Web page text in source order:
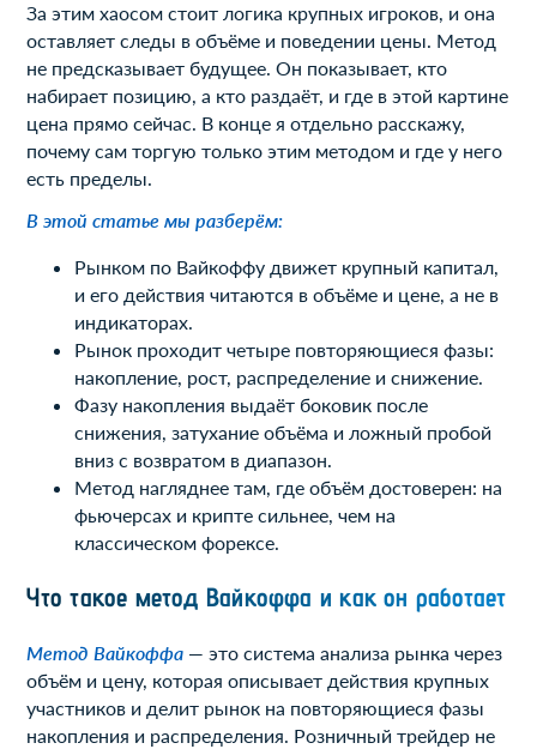
За этим хаосом стоит логика крупных игроков, и она
оставляет следы в объёме и поведении цены. Метод
не предсказывает будущее. Он показывает, кто
набирает позицию, а кто раздаёт, и где в этой картине
цена прямо сейчас. В конце я отдельно расскажу,
почему сам торгую только этим методом и где у него
есть пределы.
В этой статье мы разберём:
Рынком по Вайкоффу движет крупный капитал,
и его действия читаются в объёме и цене, а не в
индикаторах.
Рынок проходит четыре повторяющиеся фазы:
накопление, рост, распределение и снижение.
Фазу накопления выдаёт боковик после
снижения, затухание объёма и ложный пробой
вниз с возвратом в диапазон.
Метод нагляднее там, где объём достоверен: на
фьючерсах и крипте сильнее, чем на
классическом форексе.
Что такое метод Вайкоффа и как он работает
Метод Вайкоффа — это система анализа рынка через
объём и цену, которая описывает действия крупных
участников и делит рынок на повторяющиеся фазы
накопления и распределения. Розничный трейдер не